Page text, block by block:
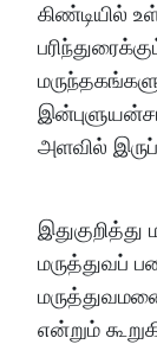
கிண்டியில்
அளவில்
மருத்துவப்
என்றும்